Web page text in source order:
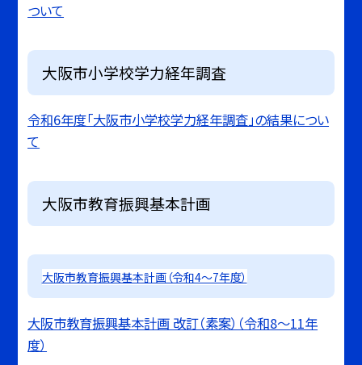
ついて
大阪市小学校学力経年調査
令和6年度「大阪市小学校学力経年調査」の結果につい
て
大阪市教育振興基本計画
大阪市教育振興基本計画（令和4～7年度）
大阪市教育振興基本計画 改訂（素案）（令和8～11年
度）